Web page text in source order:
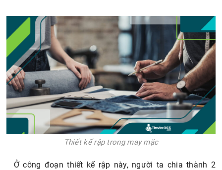
Thiết kế rập trong may mặc
Ở công đoạn thiết kế rập này, người ta chia thành 2